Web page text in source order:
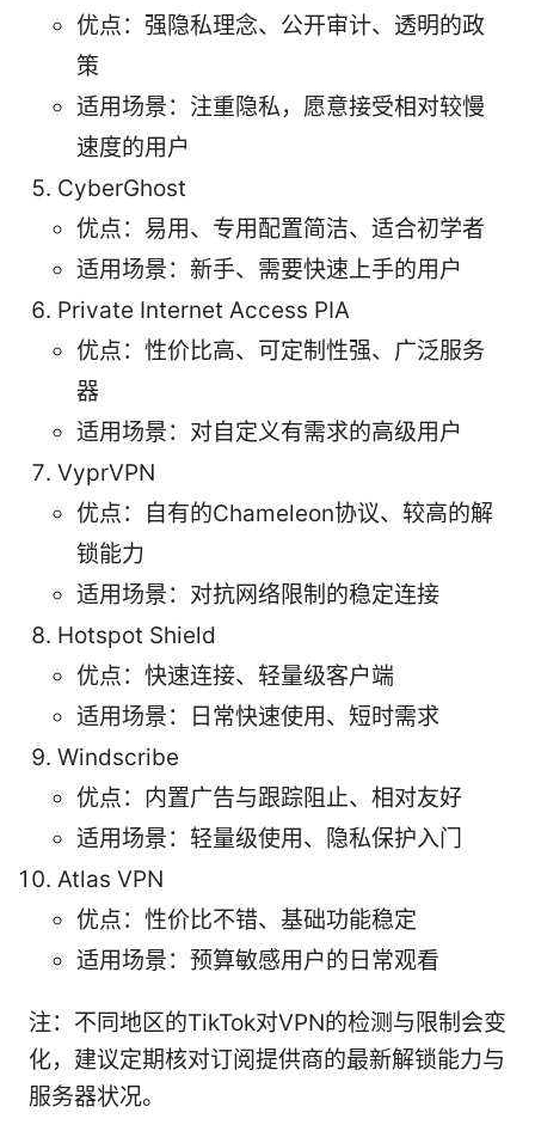
优点：强隐私理念、公开审计、透明的政
策
适用场景：注重隐私，愿意接受相对较慢
速度的用户
CyberGhost
优点：易用、专用配置简洁、适合初学者
适用场景：新手、需要快速上手的用户
Private Internet Access PIA
优点：性价比高、可定制性强、广泛服务
器
适用场景：对自定义有需求的高级用户
VyprVPN
优点：自有的Chameleon协议、较高的解
锁能力
适用场景：对抗网络限制的稳定连接
Hotspot Shield
优点：快速连接、轻量级客户端
适用场景：日常快速使用、短时需求
Windscribe
优点：内置广告与跟踪阻止、相对友好
适用场景：轻量级使用、隐私保护入门
Atlas VPN
优点：性价比不错、基础功能稳定
适用场景：预算敏感用户的日常观看
注：不同地区的TikTok对VPN的检测与限制会变
化，建议定期核对订阅提供商的最新解锁能力与
服务器状况。